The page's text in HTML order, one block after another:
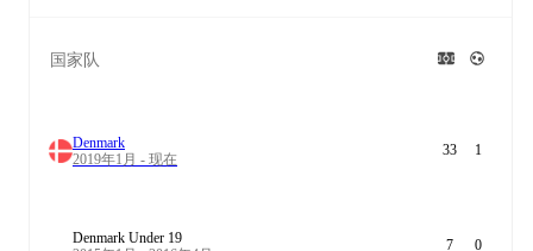
国家队
Denmark
2019年1月 - 现在
33 1
Denmark Under 19
7 0